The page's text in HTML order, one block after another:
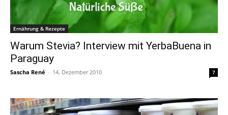
Ernährung & Rezepte
Warum Stevia? Interview mit YerbaBuena in
Paraguay
Sascha René - 14. Dezember 2010 7